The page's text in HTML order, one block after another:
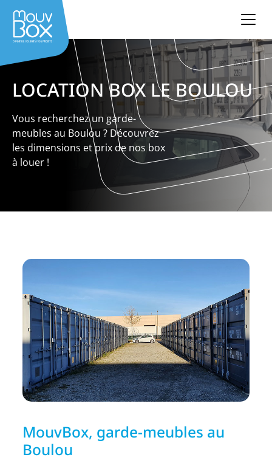
LOCATION BOX LE BOULOU
Vous recherchez un garde-
meubles au Boulou ? Découvrez
les dimensions et prix de nos box
à louer !
MouvBox, garde-meubles au
Boulou